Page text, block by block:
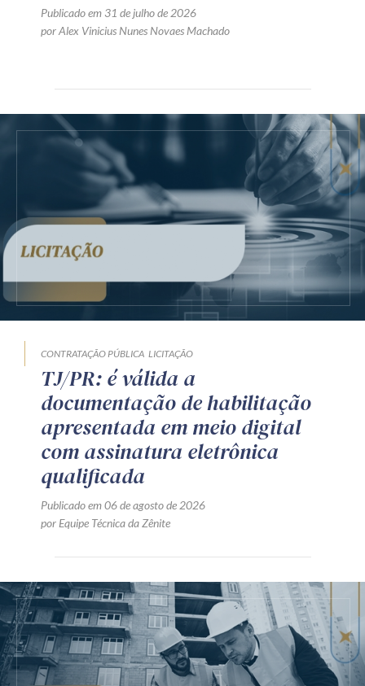
Publicado em 31 de julho de 2026
por Alex Vinicius Nunes Novaes Machado
CONTRATAÇÃO PÚBLICA LICITAÇÃO
TJ/PR: é válida a
documentação de habilitação
apresentada em meio digital
com assinatura eletrônica
qualificada
Publicado em 06 de agosto de 2026
por Equipe Técnica da Zênite